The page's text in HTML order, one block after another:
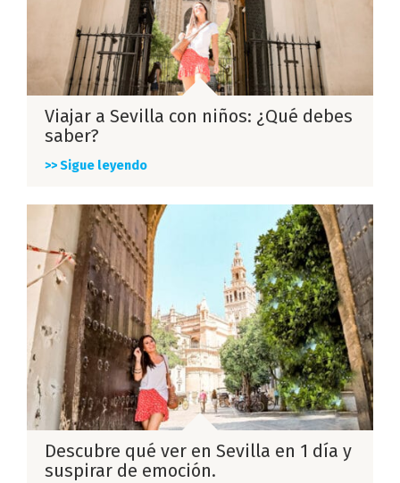
Viajar a Sevilla con niños: ¿Qué debes
saber?
>> Sigue leyendo
Descubre qué ver en Sevilla en 1 día y
suspirar de emoción.